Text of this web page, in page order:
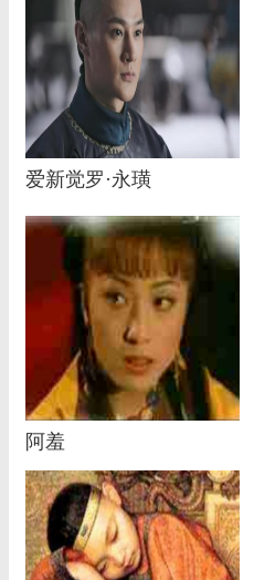
爱新觉罗·永璜
阿羞